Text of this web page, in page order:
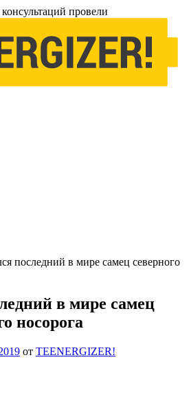
консультаций провели
последний в мире самец северного
в мире самец
носорога
от TEENERGIZER!